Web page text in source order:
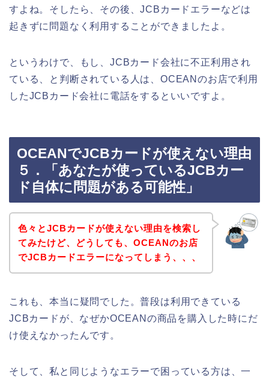
すよね。そしたら、その後、JCBカードエラーなどは
起きずに問題なく利用することができましたよ。
というわけで、もし、JCBカード会社に不正利用され
ている、と判断されている人は、OCEANのお店で利用
したJCBカード会社に電話をするといいですよ。
OCEANでJCBカードが使えない理由
５．「あなたが使っているJCBカー
ド自体に問題がある可能性」
色々とJCBカードが使えない理由を検索し
てみたけど、どうしても、OCEANのお店
でJCBカードエラーになってしまう、、、
これも、本当に疑問でした。普段は利用できている
JCBカードが、なぜかOCEANの商品を購入した時にだ
け使えなかったんです。
そして、私と同じようなエラーで困っている方は、一